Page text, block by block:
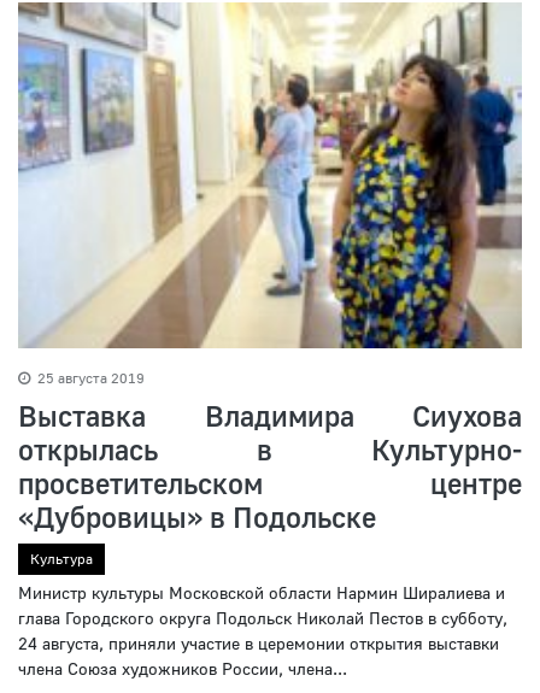
25 августа 2019
Выставка Владимира Сиухова
открылась в Культурно-
просветительском центре
«Дубровицы» в Подольске
Культура
Министр культуры Московской области Нармин Ширалиева и
глава Городского округа Подольск Николай Пестов в субботу,
24 августа, приняли участие в церемонии открытия выставки
члена Союза художников России, члена...